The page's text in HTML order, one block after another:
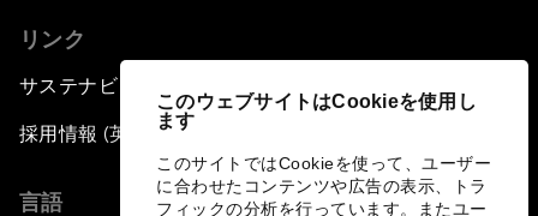
このウェブサイトはCookieを使用し
ます
このサイトではCookieを使って、ユーザー
に合わせたコンテンツや広告の表示、トラ
フィックの分析を行っています。またユー
リンク
サステナビリティへの取り組み
採用情報 (英語のみ)
言語